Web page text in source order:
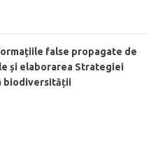
false propagate de
și elaborarea Strategiei
biodiversității